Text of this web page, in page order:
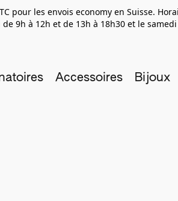
pour les envois economy en Suisse.
9h à 12h et de 13h à 18h30 et le
Accessoires Bijoux